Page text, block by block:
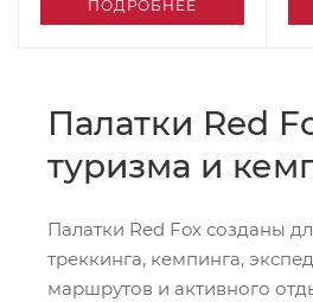
ПОДРОБНЕЕ
Палатки Red
туризма и
Палатки Red Fox созданы
треккинга, кемпинга,
маршрутов и активного